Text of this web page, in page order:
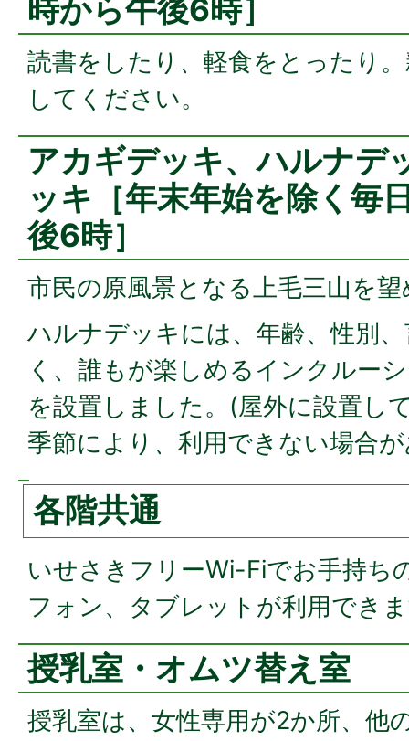
時から午後6時］
読書をしたり、軽食をとったり
してください。
アカギデッキ、ハルナデ
ッキ［年末年始を除く毎
後6時］
市民の原風景となる上毛三山を
ハルナデッキには、年齢、性別
く、誰もが楽しめるインクルー
を設置しました。(屋外に設置し
季節により、利用できない場合
各階共通
いせさきフリーWi-Fiでお手持ち
フォン、タブレットが利用でき
授乳室・オムツ替え室
授乳室は、女性専用が2か所、他